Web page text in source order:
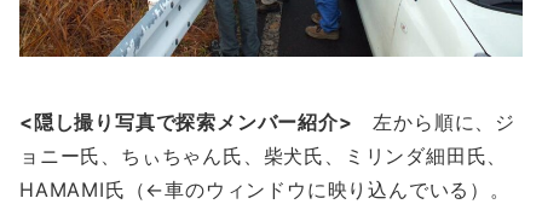
<隠し撮り写真で探索メンバー紹介>左から順に、ジ
ョニー氏、ちぃちゃん氏、柴犬氏、ミリンダ細田氏、
HAMAMI氏（←車のウィンドウに映り込んでいる）。